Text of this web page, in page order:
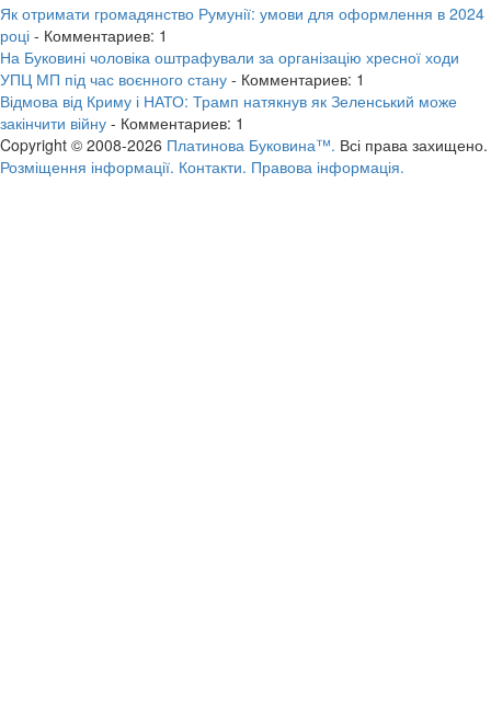
Як отримати громадянство Румунії: умови для оформлення в 2024
році - Комментариев: 1
На Буковині чоловіка оштрафували за організацію хресної ходи
УПЦ МП під час воєнного стану - Комментариев: 1
Відмова від Криму і НАТО: Трамп натякнув як Зеленський може
закінчити війну - Комментариев: 1
Copyright © 2008-2026 Платинова Буковина™. Всі права захищено.
Розміщення інформації. Контакти. Правова інформація.